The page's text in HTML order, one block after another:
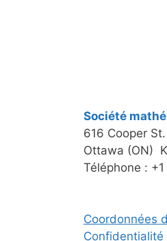
Société
616 Cooper St.
Ottawa (ON)
Téléphone :
Coordonnées
Confidentialité